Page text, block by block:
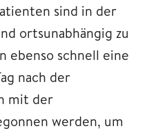
sind in der
ortsunabhängig zu
ebenso schnell eine
nach der
mit der
werden, um